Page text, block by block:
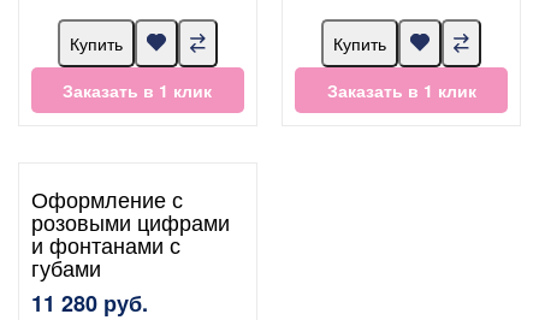
Купить
Заказать в 1 клик
Купить
Заказать в 1 клик
Оформление с
розовыми цифрами
и фонтанами с
губами
11 280 руб.